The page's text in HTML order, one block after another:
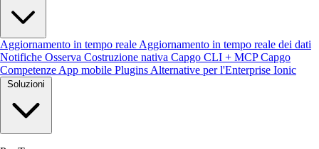
Aggiornamento in tempo reale Aggiornamento in tempo reale dei dati
Notifiche Osserva Costruzione nativa Capgo CLI + MCPCapgo
Competenze App mobile Plugins Alternative per l'Enterprise Ionic
Soluzioni